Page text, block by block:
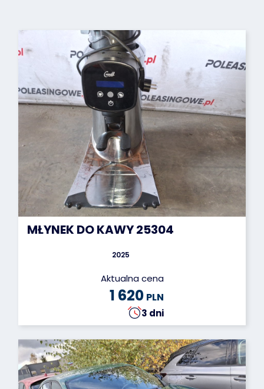
MŁYNEK DO KAWY 25304
2025
Aktualna cena
1 620 PLN
3 dni